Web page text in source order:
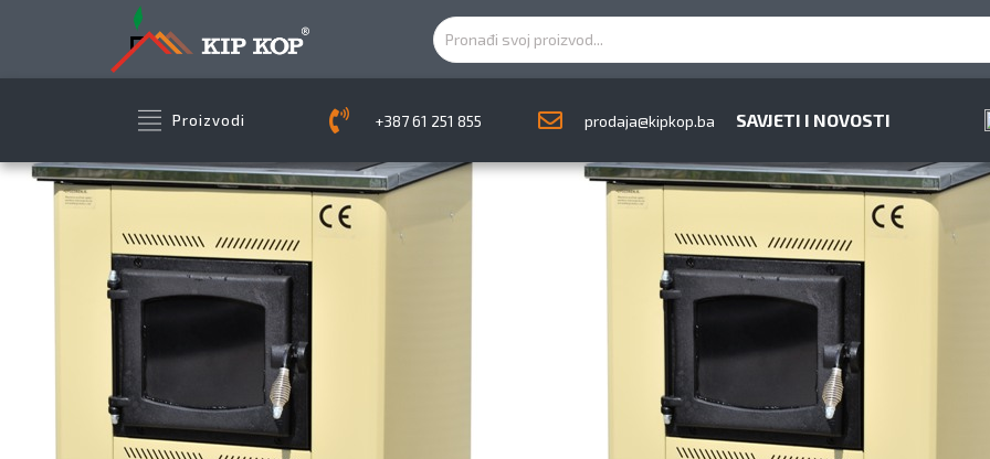
Proizvodi +387 61 251 855 prodaja@kipkop.ba SAVJETI I NOVOSTI